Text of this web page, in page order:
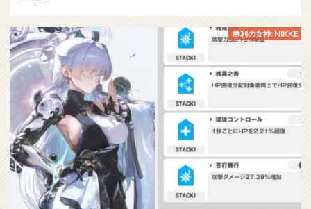
勝利の女神: NIKKE